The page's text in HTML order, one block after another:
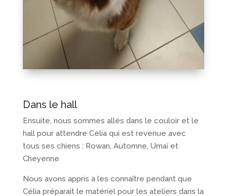
Dans le hall
Ensuite, nous sommes allés dans le couloir et le
hall pour attendre Célia qui est revenue avec
tous ses chiens : Rowan, Automne, Umaï et
Cheyenne
Nous avons appris à les connaître pendant que
Célia préparait le matériel pour les ateliers dans la